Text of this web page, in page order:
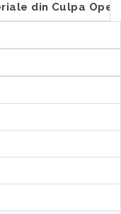
din Culpa